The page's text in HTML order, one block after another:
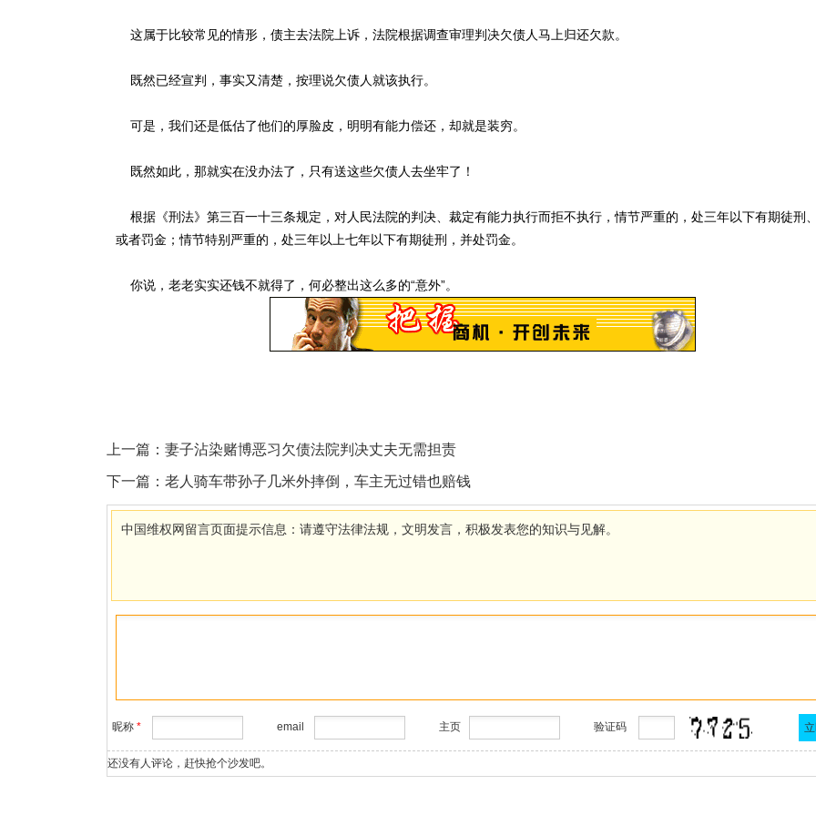
这属于比较常见的情形，债主去法院上诉，法院根据调查审理判决欠债人马上归还欠款。
既然已经宣判，事实又清楚，按理说欠债人就该执行。
可是，我们还是低估了他们的厚脸皮，明明有能力偿还，却就是装穷。
既然如此，那就实在没办法了，只有送这些欠债人去坐牢了！
根据《刑法》第三百一十三条规定，对人民法院的判决、裁定有能力执行而拒不执行，情节严重的，处三年以下有期徒刑
或者罚金；情节特别严重的，处三年以上七年以下有期徒刑，并处罚金。
你说，老老实实还钱不就得了，何必整出这么多的“意外”。
上一篇： 妻子沾染赌博恶习欠债法院判决丈夫无需担责
下一篇： 老人骑车带孙子几米外摔倒，车主无过错也赔钱
中国维权网留言页面提示信息：请遵守法律法规，文明发言，积极发表您的知识与见解。
昵称* email 主页 验证码
还没有人评论，赶快抢个沙发吧。